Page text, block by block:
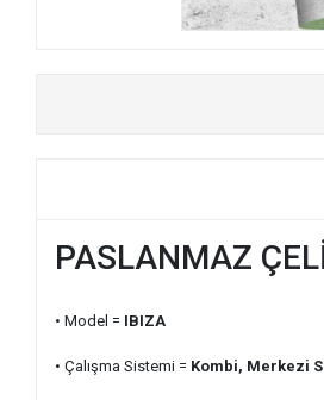
PASLANMAZ
• Model = IBIZA
• Çalışma Sistemi = Kombi, Merkezi